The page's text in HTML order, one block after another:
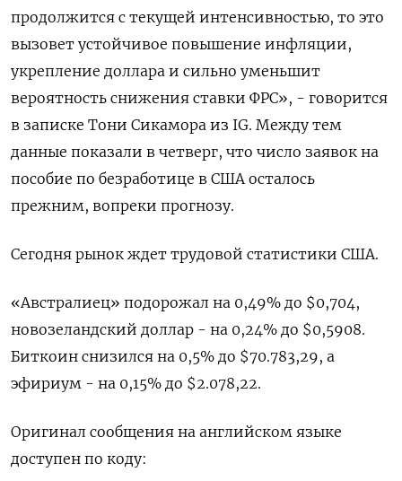
продолжится с текущей интенсивностью, то это
вызовет устойчивое повышение инфляции,
укрепление доллара и сильно уменьшит
вероятность снижения ставки ФРС», - говорится
в записке Тони Сикамора из IG. Между ​тем
данные показали ⁠в четверг, что число заявок на
пособие по безработице в США осталось
прежним, вопреки ‌прогнозу.
Сегодня рынок ждет трудовой статистики США.
«Австралиец» подорожал на ‌0,49% до $0,704,
новозеландский доллар - на 0,24% до $0,5908.
Биткоин снизился на 0,5% до $70.783,29, ​а
эфириум - на 0,15% до $2.078,22.
Оригинал сообщения на ‌английском языке
доступен по коду: